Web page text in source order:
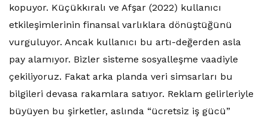
kopuyor. Küçükkıralı ve Afşar (2022) kullanıcı
etkileşimlerinin finansal varlıklara dönüştüğünü
vurguluyor. Ancak kullanıcı bu artı-değerden asla
pay alamıyor. Bizler sisteme sosyalleşme vaadiyle
çekiliyoruz. Fakat arka planda veri simsarları bu
bilgileri devasa rakamlara satıyor. Reklam gelirleriyle
büyüyen bu şirketler, aslında “ücretsiz iş gücü”